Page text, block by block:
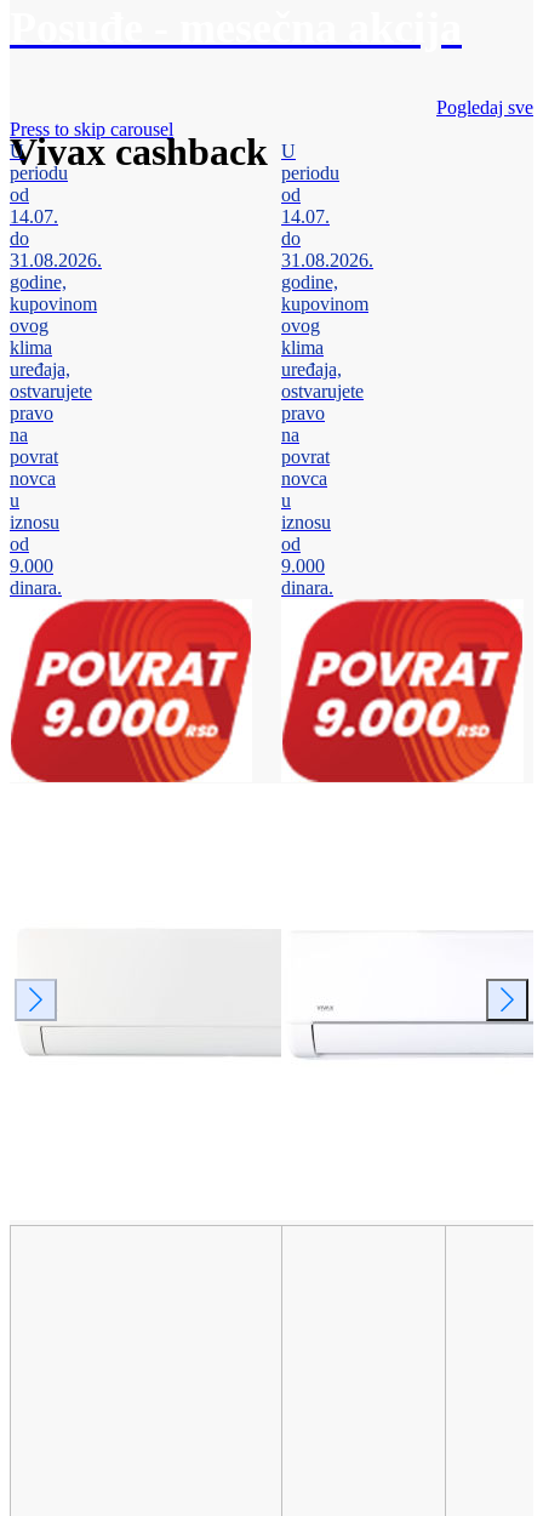
Vivax cashback
Pogledaj sve
Press to skip carousel
U
periodu
od
14.07.
do
31.08.2026.
godine,
kupovinom
ovog
klima
uređaja,
ostvarujete
pravo
na
povrat
novca
u
iznosu
od
9.000
dinara.
U
periodu
od
14.07.
do
31.08.2026.
godine,
kupovinom
ovog
klima
uređaja,
ostvarujete
pravo
na
povrat
novca
u
iznosu
od
9.000
dinara.